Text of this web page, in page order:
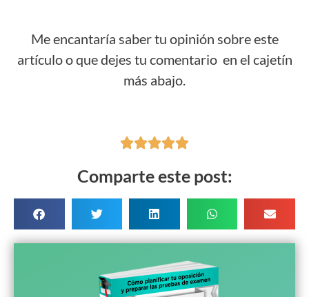
Me encantaría saber tu opinión sobre este
artículo o que dejes tu comentario en el cajetín
más abajo.

Comparte este post: